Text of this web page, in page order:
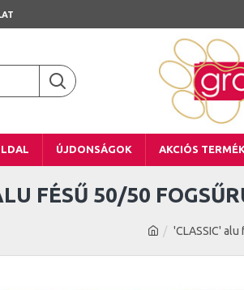
ÚJDONSÁGOK AKCIÓS
'CLASSIC'
FÉSŰ 50/50